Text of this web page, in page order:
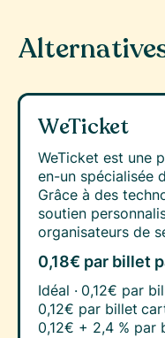
WeTicket
WeTicket est une
en-un spécialisée
Grâce à des
soutien
organisateurs de
0,18€ par billet
Idéal · 0,12€ par
0,12€ par billet
0,12€ + 2,4 % par